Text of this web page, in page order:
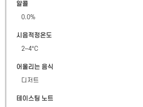
알콜
0.0%
시음적정온도
2~4°C
어울리는 음식
디저트
테이스팅 노트